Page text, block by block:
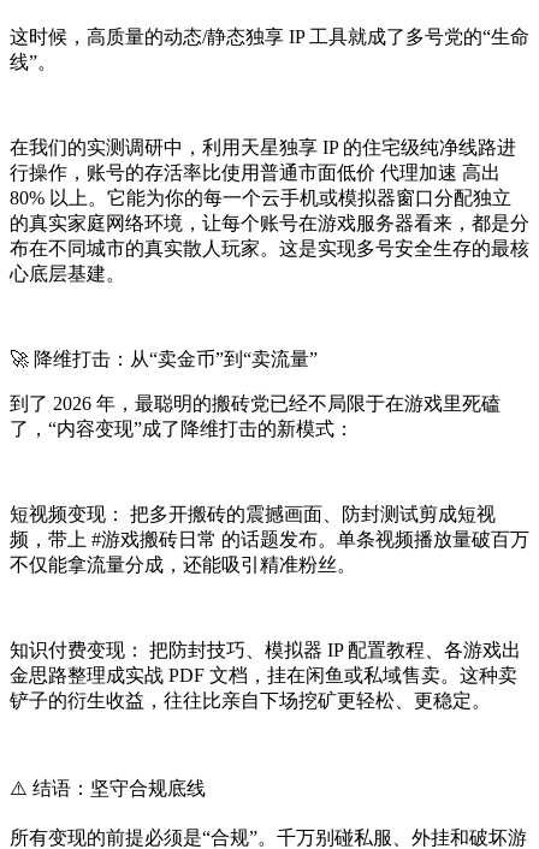
这时候，高质量的动态/静态独享 IP 工具就成了多号党的“生命
线”。
在我们的实测调研中，利用天星独享 IP 的住宅级纯净线路进
行操作，账号的存活率比使用普通市面低价 代理加速 高出
80% 以上。它能为你的每一个云手机或模拟器窗口分配独立
的真实家庭网络环境，让每个账号在游戏服务器看来，都是分
布在不同城市的真实散人玩家。这是实现多号安全生存的最核
心底层基建。
🚀 降维打击：从“卖金币”到“卖流量”
到了 2026 年，最聪明的搬砖党已经不局限于在游戏里死磕
了，“内容变现”成了降维打击的新模式：
短视频变现： 把多开搬砖的震撼画面、防封测试剪成短视
频，带上 #游戏搬砖日常 的话题发布。单条视频播放量破百万
不仅能拿流量分成，还能吸引精准粉丝。
知识付费变现： 把防封技巧、模拟器 IP 配置教程、各游戏出
金思路整理成实战 PDF 文档，挂在闲鱼或私域售卖。这种卖
铲子的衍生收益，往往比亲自下场挖矿更轻松、更稳定。
⚠️ 结语：坚守合规底线
所有变现的前提必须是“合规”。千万别碰私服、外挂和破坏游